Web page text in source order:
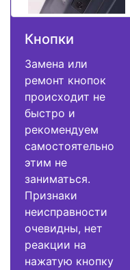
Кнопки
Замена или
ремонт кнопок
происходит не
быстро и
рекомендуем
самостоятельно
этим не
заниматься.
Признаки
неисправности
очевидны, нет
реакции на
нажатую кнопку